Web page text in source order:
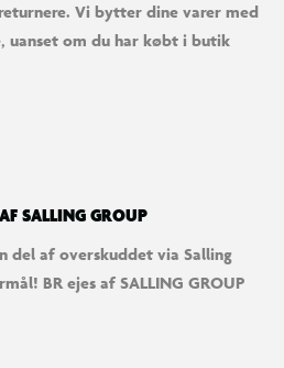
Vi bytter dine varer med
uanset om du har købt i butik
SALLING GROUP
del af overskuddet via Salling
BR ejes af SALLING GROUP